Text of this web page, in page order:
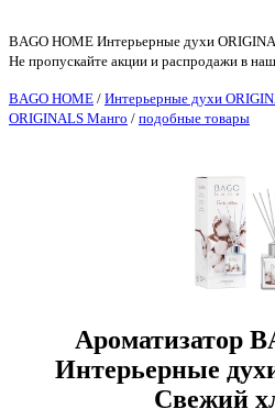
BAGO HOME Интерьерные духи
Не пропускайте акции и распродажи в
BAGO HOME / Интерьерные духи
ORIGINALS Манго / подобные товары
Ароматизатор
Интерьерные
Свежий